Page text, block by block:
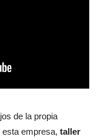
de la propia
empresa, taller